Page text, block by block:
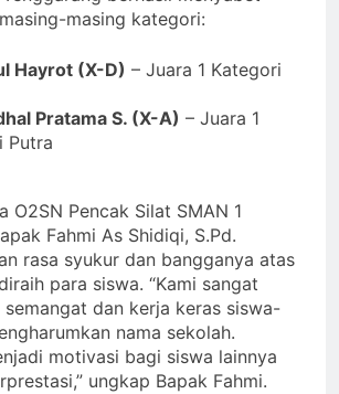
masing kategori:
Hayrot (X-D) – Juara 1 Kategori
Pratama S. (X-A) – Juara 1
Putra
O2SN Pencak Silat SMAN 1
Fahmi As Shidiqi, S.Pd.
rasa syukur dan bangganya atas
para siswa. “Kami sangat
semangat dan kerja keras siswa-
nama sekolah.
motivasi bagi siswa lainnya
ungkap Bapak Fahmi.